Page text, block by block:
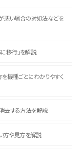
悪い場合の対処法などを
移行」を解説
機種ごとにわかりやすく
去する方法を解説
方や見方を解説